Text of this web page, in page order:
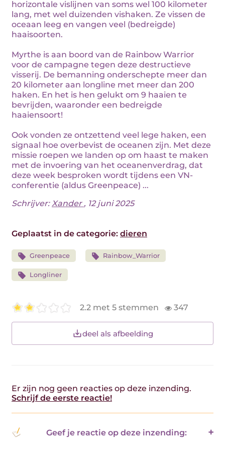
horizontale vislijnen van soms wel 100 kilometer
lang, met wel duizenden vishaken. Ze vissen de
oceaan leeg en vangen veel (bedreigde)
haaisoorten.
Myrthe is aan boord van de Rainbow Warrior
voor de campagne tegen deze destructieve
visserij. De bemanning onderschepte meer dan
20 kilometer aan longline met meer dan 200
haken. En het is hen gelukt om 9 haaien te
bevrijden, waaronder een bedreigde
haaiensoort!
Ook vonden ze ontzettend veel lege haken, een
signaal hoe overbevist de oceanen zijn. Met deze
missie roepen we landen op om haast te maken
met de invoering van het oceanenverdrag, dat
deze week besproken wordt tijdens een VN-
conferentie (aldus Greenpeace) ...
Schrijver:Xander , 12 juni 2025
Geplaatst in de categorie: dieren
Greenpeace Rainbow_Warrior
Longliner
2.2 met 5 stemmen 347
deel als afbeelding
Er zijn nog geen reacties op deze inzending.
Schrijf de eerste reactie!
Geef je reactie op deze inzending: